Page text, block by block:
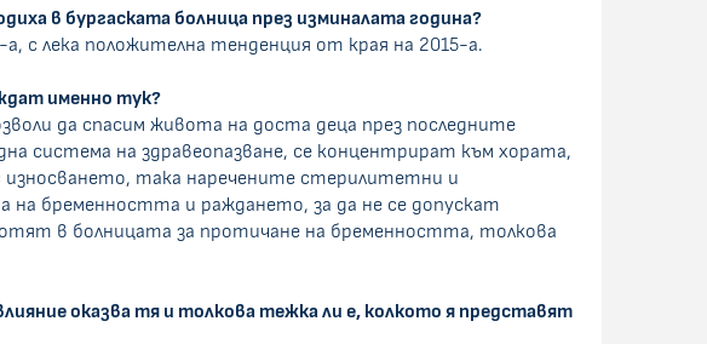
в бургаската болница през изминалата година?
с лека положителна тенденция от края на 2015-а.
именно тук?
да спасим живота на доста деца през последните
система на здравеопазване, се концентрират към хората,
така наречените стерилитетни и
бременността и раждането, за да не се допускат
в болницата за протичане на бременността, толкова
оказва тя и толкова тежка ли е, колкото я представят